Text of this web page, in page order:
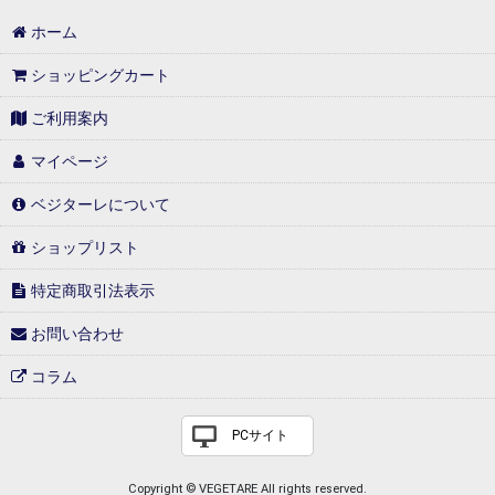
ホーム
ショッピングカート
ご利用案内
マイページ
ベジターレについて
ショップリスト
特定商取引法表示
お問い合わせ
コラム
PCサイト
Copyright © VEGETARE All rights reserved.